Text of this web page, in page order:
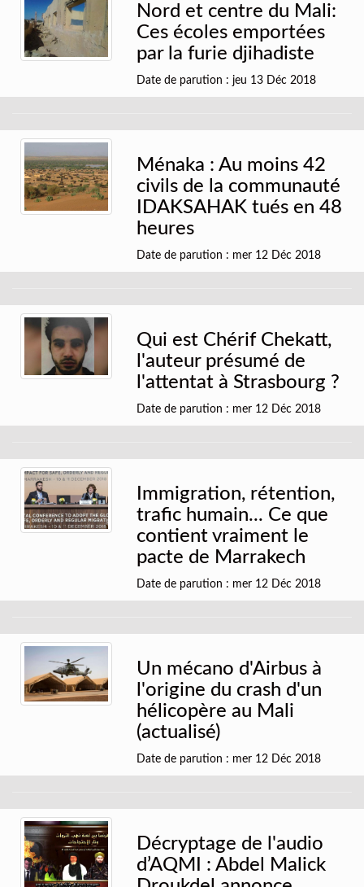
Nord et centre du Mali:
Ces écoles emportées
par la furie djihadiste
Date de parution : jeu 13 Déc 2018
Ménaka : Au moins 42
civils de la communauté
IDAKSAHAK tués en 48
heures
Date de parution : mer 12 Déc 2018
Qui est Chérif Chekatt,
l'auteur présumé de
l'attentat à Strasbourg ?
Date de parution : mer 12 Déc 2018
Immigration, rétention,
trafic humain... Ce que
contient vraiment le
pacte de Marrakech
Date de parution : mer 12 Déc 2018
Un mécano d'Airbus à
l'origine du crash d'un
hélicopère au Mali
(actualisé)
Date de parution : mer 12 Déc 2018
Décryptage de l'audio
d’AQMI : Abdel Malick